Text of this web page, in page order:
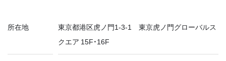
所在地
東京都港区虎ノ門1-3-1 東京虎ノ門グローバルス
クエア 15F・16F